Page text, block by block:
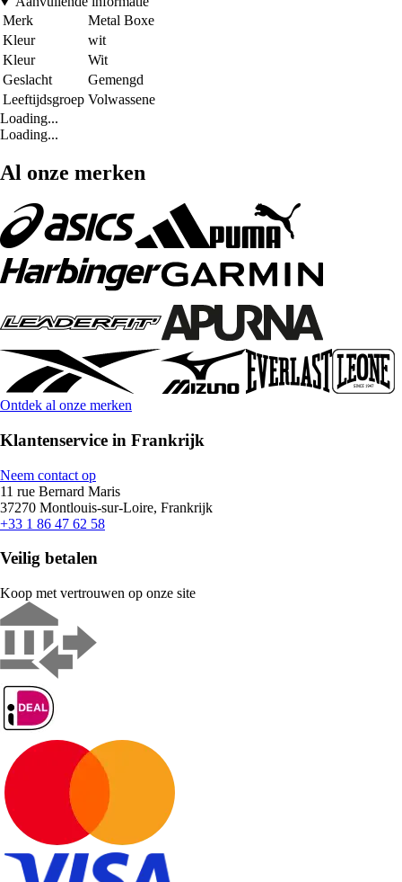
Merk
Metal Boxe
Kleur
wit
Kleur
Wit
Geslacht
Gemengd
Leeftijdsgroep Volwassene
Loading...
Loading...
Al onze merken
Ontdek al onze merken
Klantenservice in Frankrijk
Neem contact op
11 rue Bernard Maris
37270 Montlouis-sur-Loire, Frankrijk
+33 1 86 47 62 58
Veilig betalen
Koop met vertrouwen op onze site